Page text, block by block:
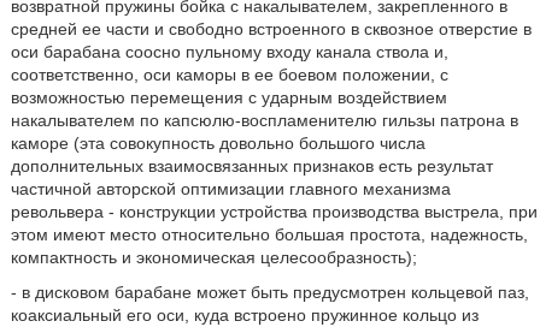
возвратной пружины бойка с накалывателем, закрепленного в
средней ее части и свободно встроенного в сквозное отверстие в
оси барабана соосно пульному входу канала ствола и,
соответственно, оси каморы в ее боевом положении, с
возможностью перемещения с ударным воздействием
накалывателем по капсюлю-воспламенителю гильзы патрона в
каморе (эта совокупность довольно большого числа
дополнительных взаимосвязанных признаков есть результат
частичной авторской оптимизации главного механизма
револьвера - конструкции устройства производства выстрела, при
этом имеют место относительно большая простота, надежность,
компактность и экономическая целесообразность);
- в дисковом барабане может быть предусмотрен кольцевой паз,
коаксиальный его оси, куда встроено пружинное кольцо из